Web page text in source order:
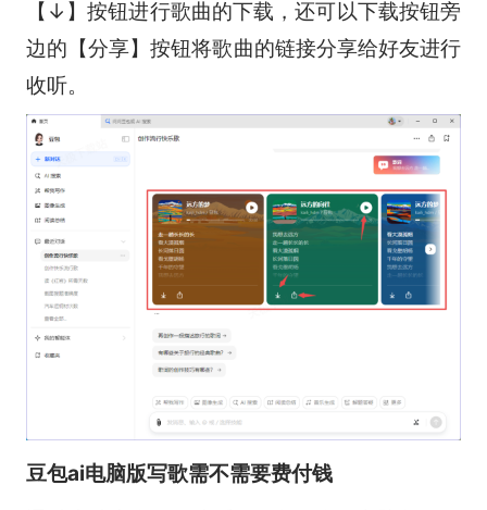
【↓】按钮进行歌曲的下载，还可以下载按钮旁
边的【分享】按钮将歌曲的链接分享给好友进行
收听。
豆包ai电脑版写歌需不需要费付钱